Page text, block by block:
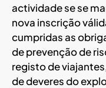
actividade se se
nova inscrição
cumpridas as
de prevenção de
registo de
de deveres do